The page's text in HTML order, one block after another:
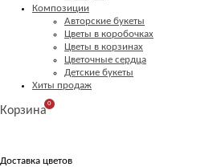
Композиции
Авторские букеты
Цветы в коробочках
Цветы в корзинах
Цветочные сердца
Детские букеты
Хиты продаж
Корзина
0
Доставка цветов